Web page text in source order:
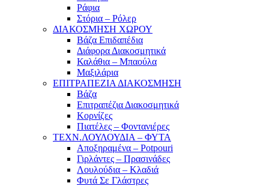
Ράφια
Στόρια – Ρόλερ
ΔΙΑΚΟΣΜΗΣΗ ΧΩΡΟΥ
Βάζα Επιδαπέδια
Διάφορα Διακοσμητικά
Καλάθια – Μπαούλα
Μαξιλάρια
ΕΠΙΤΡΑΠΕΖΙΑ ΔΙΑΚΟΣΜΗΣΗ
Βάζα
Επιτραπέζια Διακοσμητικά
Κορνίζες
Πιατέλες – Φοντανιέρες
ΤΕΧΝ.ΛΟΥΛΟΥΔΙΑ – ΦΥΤΑ
Αποξηραμένα – Potpouri
Γιρλάντες – Πρασινάδες
Λουλούδια – Κλαδιά
Φυτά Σε Γλάστρες